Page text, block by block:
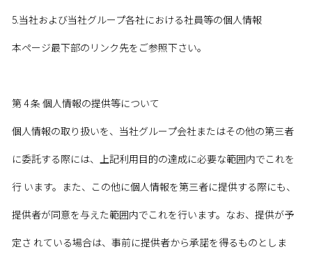
5.当社および当社グループ各社における社員等の個人情報
本ページ最下部のリンク先をご参照下さい。
第 4 条 個人情報の提供等について
個人情報の取り扱いを、当社グループ会社またはその他の第三者
に委託する際には、上記利用目的の達成に必要な範囲内でこれを
行 います。また、この他に個人情報を第三者に提供する際にも、
提供者が同意を与えた範囲内でこれを行います。なお、提供が予
定さ れている場合は、事前に提供者から承諾を得るものとしま